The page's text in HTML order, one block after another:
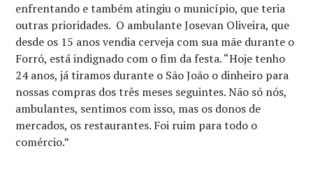
enfrentando e também atingiu o município, que teria
outras prioridades. O ambulante Josevan Oliveira, que
desde os 15 anos vendia cerveja com sua mãe durante o
Forró, está indignado com o fim da festa. “Hoje tenho
24 anos, já tiramos durante o São João o dinheiro para
nossas compras dos três meses seguintes. Não só nós,
ambulantes, sentimos com isso, mas os donos de
mercados, os restaurantes. Foi ruim para todo o
comércio.”